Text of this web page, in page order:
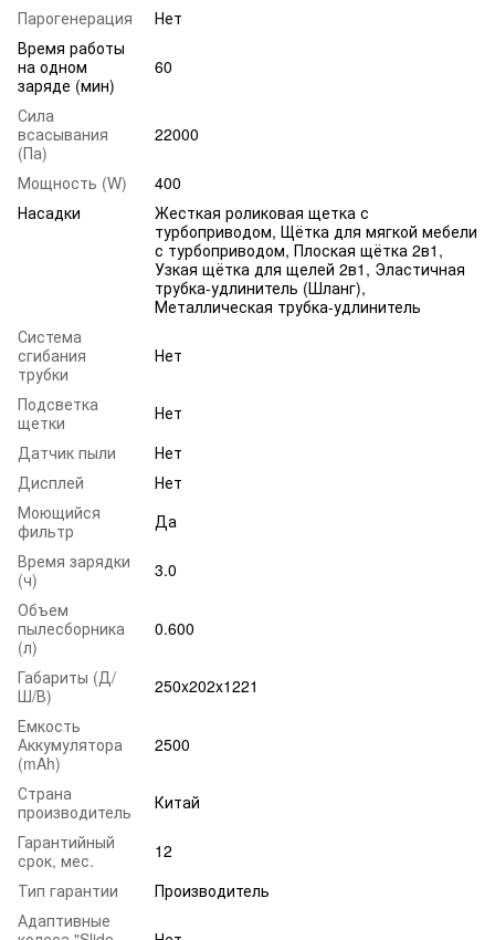
Парогенерация
Нет
Время работы
на одном
заряде (мин)
60
Сила
всасывания
(Па)
22000
Мощность (W)
400
Насадки
Жесткая роликовая щетка с
турбоприводом, Щётка для мягкой мебели
с турбоприводом, Плоская щётка 2в1,
Узкая щётка для щелей 2в1, Эластичная
трубка-удлинитель (Шланг),
Металлическая трубка-удлинитель
Система
сгибания
трубки
Нет
Подсветка
щетки
Нет
Датчик пыли
Нет
Дисплей
Нет
Моющийся
фильтр
Да
Время зарядки
(ч)
3.0
Объем
пылесборника
(л)
0.600
Габариты (Д/
Ш/В)
250x202x1221
Емкость
Аккумулятора
(mAh)
2500
Страна
производитель
Китай
Гарантийный
срок, мес.
12
Тип гарантии
Производитель
Адаптивные